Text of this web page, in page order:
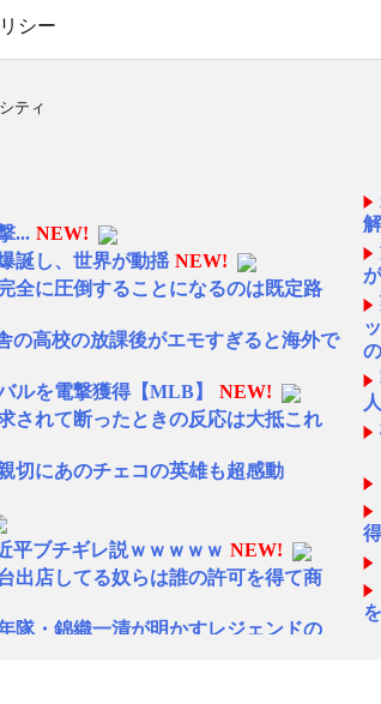
シー
ティ
... NEW!
誕し、世界が動揺 NEW!
全に圧倒することになるのは既定路
の高校の放課後がエモすぎると海外で
ルを電撃獲得【MLB】
NEW!
されて断ったときの反応は大抵これ
切にあのチェコの英雄も超感動
平ブチギレ説ｗｗｗｗｗ NEW!
出店してる奴らは誰の許可を得て商
隊・錦織一清が明かすレジェンドの